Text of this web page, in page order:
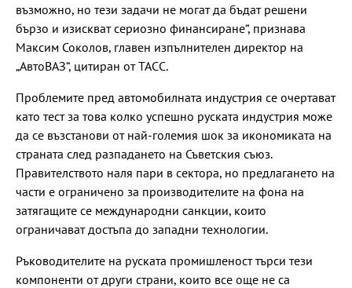
възможно, но тези задачи не могат да бъдат решени
бързо и изискват сериозно финансиране“, признава
Максим Соколов, главен изпълнителен директор на
„АвтоВАЗ“, цитиран от ТАСС.
Проблемите пред автомобилната индустрия се очертават
като тест за това колко успешно руската индустрия може
да се възстанови от най-големия шок за икономиката на
страната след разпадането на Съветския съюз.
Правителството наля пари в сектора, но предлагането на
части е ограничено за производителите на фона на
затягащите се международни санкции, които
ограничават достъпа до западни технологии.
Ръководителите на руската промишленост търси тези
компоненти от други страни, които все още не са